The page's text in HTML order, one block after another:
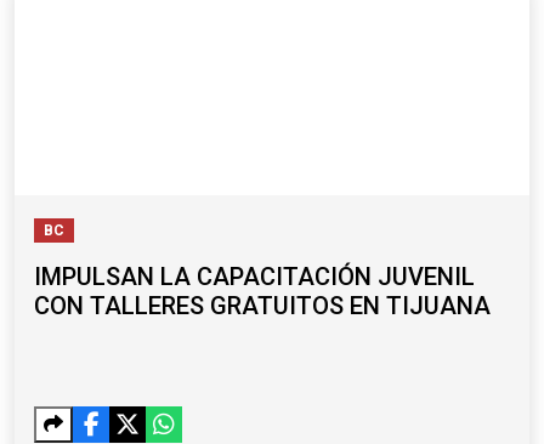
BC
IMPULSAN LA CAPACITACIÓN JUVENIL
CON TALLERES GRATUITOS EN TIJUANA